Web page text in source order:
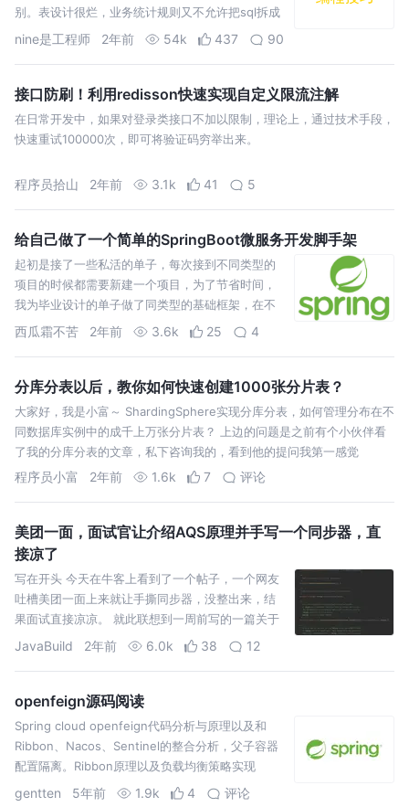
别。表设计很烂，业务统计规则又不允许把sql拆成
多个子查询。
nine是工程师 2年前 54k 437 90
接口防刷！利用redisson快速实现自定义限流注解
在日常开发中，如果对登录类接口不加以限制，理论上，通过技术手段，
快速重试100000次，即可将验证码穷举出来。
程序员拾山 2年前 3.1k 41 5
给自己做了一个简单的SpringBoot微服务开发脚手架
起初是接了一些私活的单子，每次接到不同类型的
项目的时候都需要新建一个项目，为了节省时间，
我为毕业设计的单子做了同类型的基础框架，在不
同的类型上创建新分支进行开发。
西瓜霜不苦 2年前 3.6k 25 4
分库分表以后，教你如何快速创建1000张分片表？
大家好，我是小富～ ShardingSphere实现分库分表，如何管理分布在不
同数据库实例中的成千上万张分片表？ 上边的问题是之前有个小伙伴看
了我的分库分表的文章，私下咨询我的，看到他的提问我第一感觉
程序员小富 2年前 1.6k 7 评论
美团一面，面试官让介绍AQS原理并手写一个同步器，直
接凉了
写在开头 今天在牛客上看到了一个帖子，一个网友
吐槽美团一面上来就让手撕同步器，没整出来，结
果面试直接凉凉。 就此联想到一周前写的一篇关于
AQS知识点解析的博文，当时也曾埋下伏笔说后面
JavaBuild 2年前 6.0k 38 12
openfeign源码阅读
Spring cloud openfeign代码分析与原理以及和
Ribbon、Nacos、Sentinel的整合分析，父子容器
配置隔离。Ribbon原理以及负载均衡策略实现
gentten 5年前 1.9k 4 评论